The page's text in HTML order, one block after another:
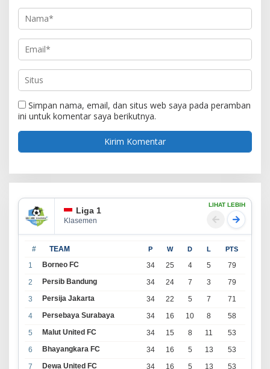
Simpan nama, email, dan situs web saya pada peramban
ini untuk komentar saya berikutnya.
Liga 1
Klasemen
LIHAT LEBIH
# TEAM P W D L PTS
1 Borneo FC 34 25 4 5
79
2
Persib Bandung 34 24 7 3
79
3
Persija Jakarta 34 22 5 7
71
4
Persebaya Surabaya 34 16 10 8
58
5
Malut United FC 34 15 8 11
53
6
Bhayangkara FC 34 16 5 13
53
7
Dewa United FC 34 16 5 13
53